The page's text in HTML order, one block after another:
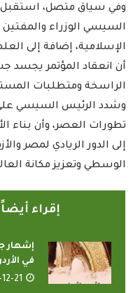
وفي سياق متصل، استقبل
السيسي الوزراء
الإسلامية، إضافة إلى
أن انعقاد المؤتمر يجسد
الراسخة ومتطلبات
وشدد الرئيس السيسي
تطورات العصر، وأن بناء
إلى الدور الريادي لمصر
الوسطي وتعزيز مكانة
إقراء
إشهار
في
21